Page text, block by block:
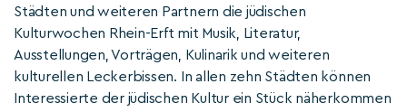
Städten und weiteren Partnern die jüdischen
Kulturwochen Rhein-Erft mit Musik, Literatur,
Ausstellungen, Vorträgen, Kulinarik und weiteren
kulturellen Leckerbissen. In allen zehn Städten können
Interessierte der jüdischen Kultur ein Stück näherkommen